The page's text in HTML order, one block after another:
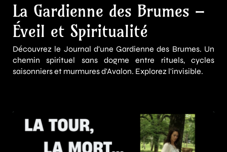
La Gardienne des Brumes –
Éveil et Spiritualité
Découvrez le Journal d'une Gardienne des Brumes. Un
chemin spirituel sans dogme entre rituels, cycles
saisonniers et murmures d'Avalon. Explorez l'invisible.